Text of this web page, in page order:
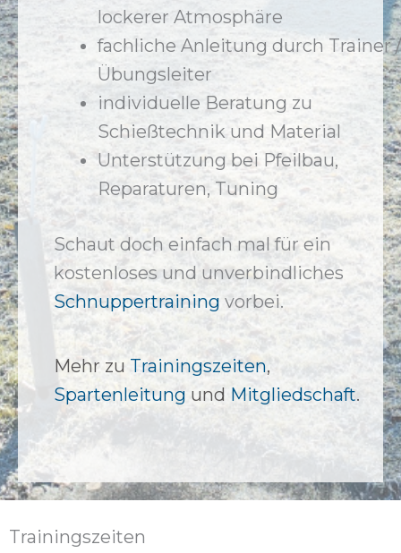
lockerer Atmosphäre
fachliche Anleitung durch Trainer
Übungsleiter
individuelle Beratung zu
Schießtechnik und Material
Unterstützung bei Pfeilbau,
Reparaturen, Tuning
Schaut doch einfach mal für ein
kostenloses und unverbindliches
Schnuppertraining vorbei.
Mehr zu Trainingszeiten,
Spartenleitung und Mitgliedschaft.
Trainingszeiten